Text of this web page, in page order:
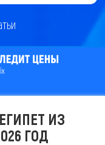
ИЗ
ГОД